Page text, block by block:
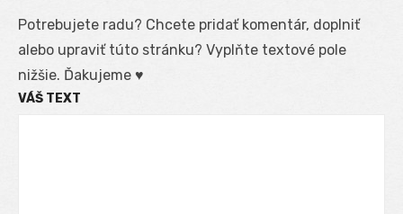
Potrebujete radu? Chcete pridať komentár, doplniť
alebo upraviť túto stránku? Vyplňte textové pole
nižšie. Ďakujeme ♥
VÁŠ TEXT